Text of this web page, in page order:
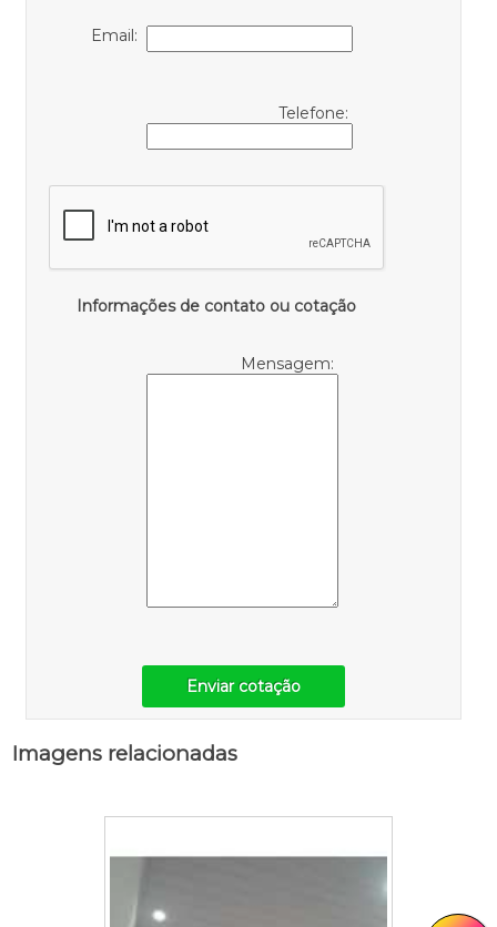
Email:
Telefone:
Informações de contato ou cotação
Mensagem:
Enviar cotação
Imagens relacionadas